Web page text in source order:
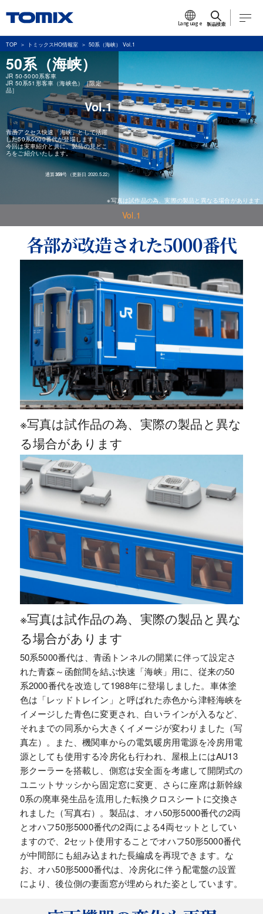
Language 製品検索
TOP トミックスHO情報室 50系（海峡） Vol.1
50系（海峡）
JR 50-5000系客車
JR 50系51形客車（海峡色）［限定
品］
Vol.1
青函アクセス快速「海峡」として活躍
した50系5000番代が登場します！
今回は実車紹介と共に、製品の見どこ
ろをご紹介いたします。
通算359号（更新日 2020.5.22）
※写真は試作品の為、実際の製品と異なる場合があります
Vol.1
各部が改造された5000番代
※写真は試作品の為、実際の製品と異な
る場合があります
※写真は試作品の為、実際の製品と異な
る場合があります
50系5000番代は、青函トンネルの開業に伴って設定さ
れた青森～函館間を結ぶ快速「海峡」用に、従来の50
系2000番代を改造して1988年に登場しました。車体塗
色は「レッドトレイン」と呼ばれた赤色から津軽海峡を
イメージした青色に変更され、白いラインが入るなど、
それまでの同系から大きくイメージが変わりました（写
真左）。また、機関車からの電気暖房用電源を冷房用電
源としても使用する冷房化も行われ、屋根上にはAU13
形クーラーを搭載し、側窓は安全面を考慮して開閉式の
ユニットサッシから固定窓に変更、さらに座席は新幹線
0系の廃車発生品を流用した転換クロスシートに交換さ
れました（写真右）。製品は、オハ50形5000番代の2両
とオハフ50形5000番代の2両による4両セットとしてい
ますので、2セット使用することでオハフ50形5000番代
が中間部にも組み込まれた長編成を再現できます。な
お、オハ50形5000番代は、冷房化に伴う配電盤の設置
により、後位側の妻面窓が埋められた姿としています。